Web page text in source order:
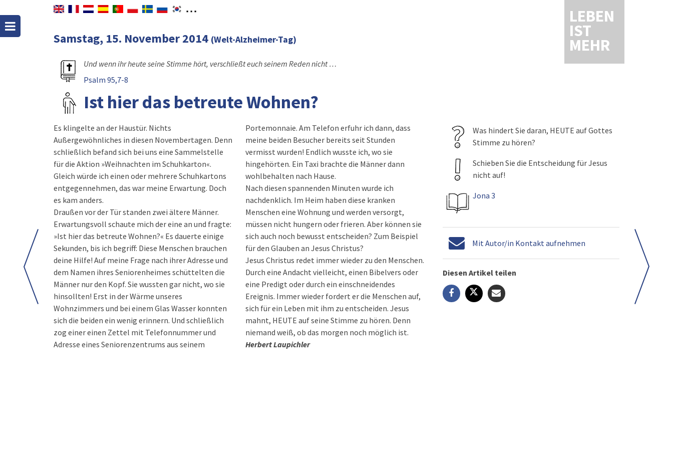
LEBEN
IST
MEHR
Samstag, 15. November 2014 (Welt-Alzheimer-Tag)
Und wenn ihr heute seine Stimme hört, verschließt euch seinem Reden nicht …
Psalm 95,7-8
Ist hier das betreute Wohnen?
Es klingelte an der Haustür. Nichts
Außergewöhnliches in diesen Novembertagen. Denn
schließlich befand sich bei uns eine Sammelstelle
für die Aktion »Weihnachten im Schuhkarton«.
Gleich würde ich einen oder mehrere Schuhkartons
entgegennehmen, das war meine Erwartung. Doch
es kam anders.
Draußen vor der Tür standen zwei ältere Männer.
Erwartungsvoll schaute mich der eine an und fragte:
»Ist hier das betreute Wohnen?« Es dauerte einige
Sekunden, bis ich begriff: Diese Menschen brauchen
deine Hilfe! Auf meine Frage nach ihrer Adresse und
dem Namen ihres Seniorenheimes schüttelten die
Männer nur den Kopf. Sie wussten gar nicht, wo sie
hinsollten! Erst in der Wärme unseres
Wohnzimmers und bei einem Glas Wasser konnten
sich die beiden ein wenig erinnern. Und schließlich
zog einer einen Zettel mit Telefonnummer und
Adresse eines Seniorenzentrums aus seinem
Portemonnaie. Am Telefon erfuhr ich dann, dass
meine beiden Besucher bereits seit Stunden
vermisst wurden! Endlich wusste ich, wo sie
hingehörten. Ein Taxi brachte die Männer dann
wohlbehalten nach Hause.
Nach diesen spannenden Minuten wurde ich
nachdenklich. Im Heim haben diese kranken
Menschen eine Wohnung und werden versorgt,
müssen nicht hungern oder frieren. Aber können sie
sich auch noch bewusst entscheiden? Zum Beispiel
für den Glauben an Jesus Christus?
Jesus Christus redet immer wieder zu den Menschen.
Durch eine Andacht vielleicht, einen Bibelvers oder
eine Predigt oder durch ein einschneidendes
Ereignis. Immer wieder fordert er die Menschen auf,
sich für ein Leben mit ihm zu entscheiden. Jesus
mahnt, HEUTE auf seine Stimme zu hören. Denn
niemand weiß, ob das morgen noch möglich ist.
Herbert Laupichler
Was hindert Sie daran, HEUTE auf Gottes
Stimme zu hören?
Schieben Sie die Entscheidung für Jesus
nicht auf!
Jona 3
Mit Autor/in Kontakt aufnehmen
Diesen Artikel teilen